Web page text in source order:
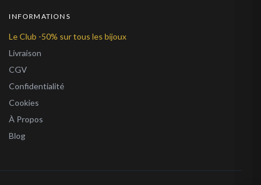
INFORMATIONS
Le Club -50% sur tous les bijoux
Livraison
CGV
Confidentialité
Cookies
À Propos
Blog